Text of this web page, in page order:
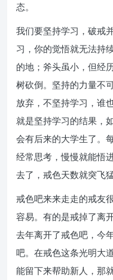
态。
我们要坚持学习，破戒
习，你的觉悟就无法持
的地；斧头虽小，但经
树砍倒。坚持的力量不
放弃，不坚持学习，谁
就是坚持学习的结果，
会有后来的大学生了。
经常思考，慢慢就能悟
去了，戒色天数就突飞
戒色吧来来走走的戒友
容易。有的是戒掉了离
去年离开了戒色吧，今
吧。在戒色这条光明大
能留下来帮助新人，那